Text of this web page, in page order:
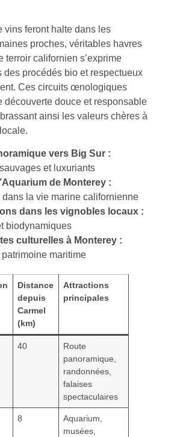
vins feront halte dans les
proches, véritables havres
terroir californien s’exprime
des procédés bio et respectueux
Ces circuits œnologiques
découverte douce et responsable
ainsi les valeurs chères à
vers Big Sur :
et luxuriants
de Monterey :
dans la vie marine californienne
dans les vignobles locaux :
biodynamiques
culturelles à Monterey :
maritime
Distance
depuis
Carmel
(km)
Attractions
principales
40
Route
panoramique,
randonnées,
falaises
spectaculaires
8
Aquarium,
musées,